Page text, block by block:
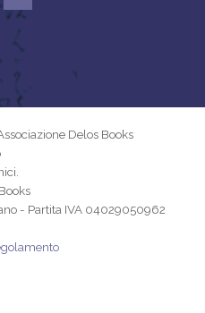
Delos Books
- Partita IVA 04029050962